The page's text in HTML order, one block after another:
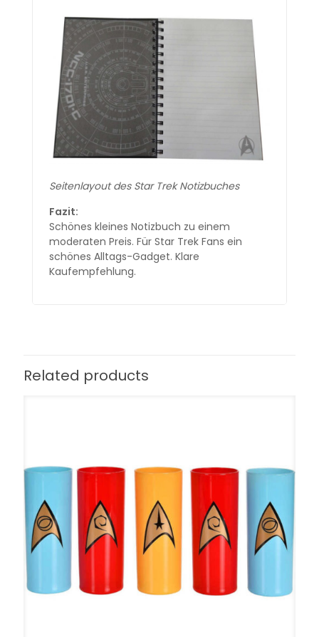
Seitenlayout des Star Trek Notizbuches
Fazit:
Schönes kleines Notizbuch zu einem
moderaten Preis. Für Star Trek Fans ein
schönes Alltags-Gadget. Klare
Kaufempfehlung.
Related products